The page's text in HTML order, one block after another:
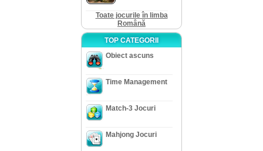
Toate jocurile în limba
Română
TOP CATEGORII
Obiect ascuns
Time Management
Match-3 Jocuri
Mahjong Jocuri